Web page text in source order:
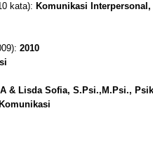
kata): Komunikasi
2010
& Lisda Sofia, S.Psi.,M.Psi.,